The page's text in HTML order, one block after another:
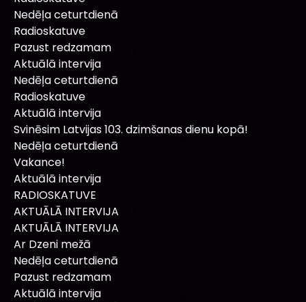
Nedēļa ceturtdienā
Radioskatuve
Pazust redzamam
Aktuālā intervija
Nedēļa ceturtdienā
Radioskatuve
Aktuālā intervija
Svinēsim Latvijas 103. dzimšanas dienu kopā!
Nedēļa ceturtdienā
Vakance!
Aktuālā intervija
RADIOSKATUVE
AKTUĀLĀ INTERVIJA
AKTUĀLĀ INTERVIJA
Ar Dzeni mežā
Nedēļa ceturtdienā
Pazust redzamam
Aktuālā intervija